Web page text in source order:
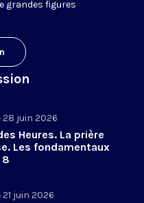
grandes figures
28 juin 2026
Heures. La prière
Les fondamentaux
8
juin 2026